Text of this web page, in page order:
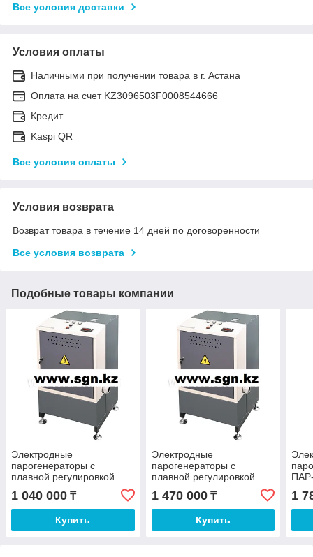
Все условия доставки
Условия оплаты
Наличными при получении товара в г. Астана
Оплата на счет KZ3096503F0008544666
Кредит
Kaspi QR
Все условия оплаты
Условия возврата
Возврат товара в течение 14 дней по договоренности
Все условия возврата
Подобные товары компании
Электродные
парогенераторы с
плавной регулировкой
мощности ПАР-15
1 040 000 ₸
Купить
Электродные
парогенераторы с
плавной регулировкой
мощности ПАР-100
1 470 000₸
Купить
1